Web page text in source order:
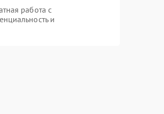
работа с
и